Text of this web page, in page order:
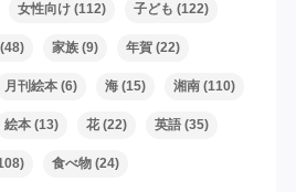
女性向け(112) 子ども (122)
家族(9) 年賀(22)
月刊絵本(6) 海(15) 湘南(110)
絵本(13) 花(22) 英語(35)
食べ物(24)